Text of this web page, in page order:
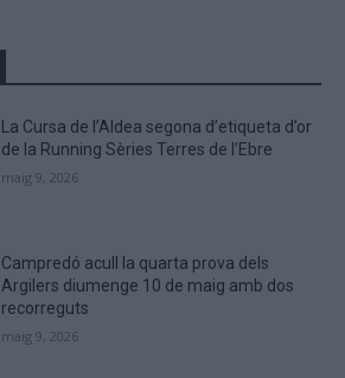
La Cursa de l’Aldea segona d’etiqueta d’or
de la Running Sèries Terres de l’Ebre
maig 9, 2026
Campredó acull la quarta prova dels
Argilers diumenge 10 de maig amb dos
recorreguts
maig 9, 2026